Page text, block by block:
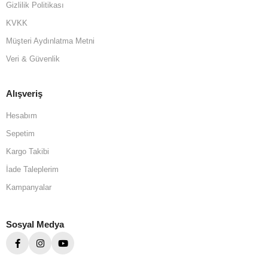
Gizlilik Politikası
KVKK
Müşteri Aydınlatma Metni
Veri & Güvenlik
Alışveriş
Hesabım
Sepetim
Kargo Takibi
İade Taleplerim
Kampanyalar
Sosyal Medya